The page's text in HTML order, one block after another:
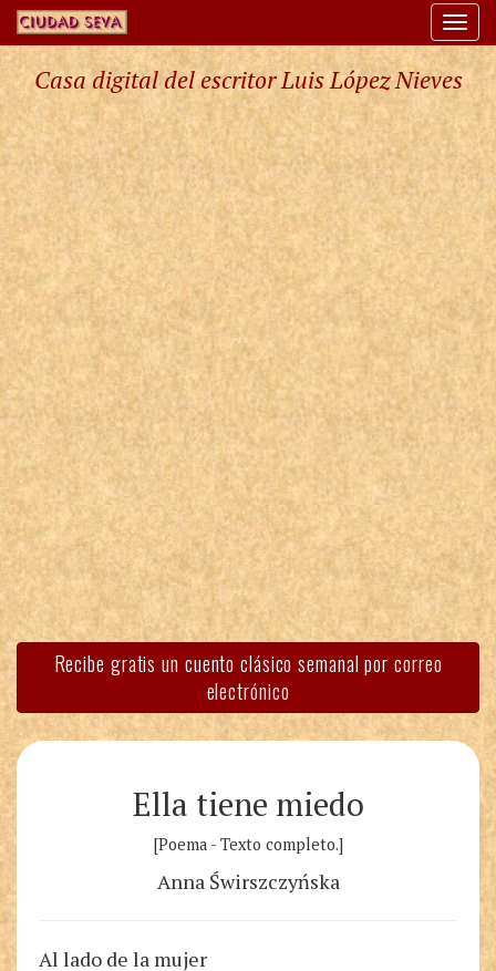
Casa digital del escritor Luis López Nieves
Recibe gratis un cuento clásico semanal por correo
electrónico
Ella tiene miedo
[Poema - Texto completo.]
Anna Świrszczyńska
Al lado de la mujer